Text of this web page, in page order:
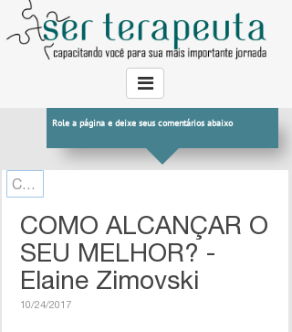
Role a página e deixe seus comentários abaixo
Canal do Terapeuta
COMO ALCANÇAR O
SEU MELHOR? -
Elaine Zimovski
10/24/2017